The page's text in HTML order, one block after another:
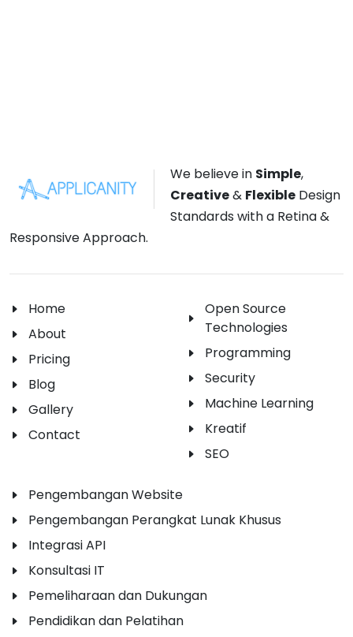
We believe in Simple,
Creative& Flexible Design
Standards with a Retina &
Responsive Approach.
Home
About
Pricing
Blog
Gallery
Contact
Open Source
Technologies
Programming
Security
Machine Learning
Kreatif
SEO
Pengembangan Website
Pengembangan Perangkat Lunak Khusus
Integrasi API
Konsultasi IT
Pemeliharaan dan Dukungan
Pendidikan dan Pelatihan